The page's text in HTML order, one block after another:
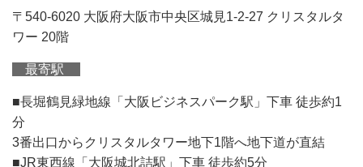
〒540-6020 大阪府大阪市中央区城見1-2-27 クリスタルタ
ワー 20階
最寄駅
■長堀鶴見緑地線「大阪ビジネスパーク駅」下車 徒歩約1
分
3番出口からクリスタルタワー地下1階へ地下道が直結
■JR東西線「大阪城北詰駅」下車 徒歩約5分